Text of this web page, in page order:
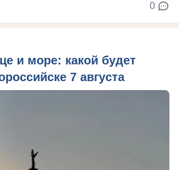
0
и море: какой будет
7 августа